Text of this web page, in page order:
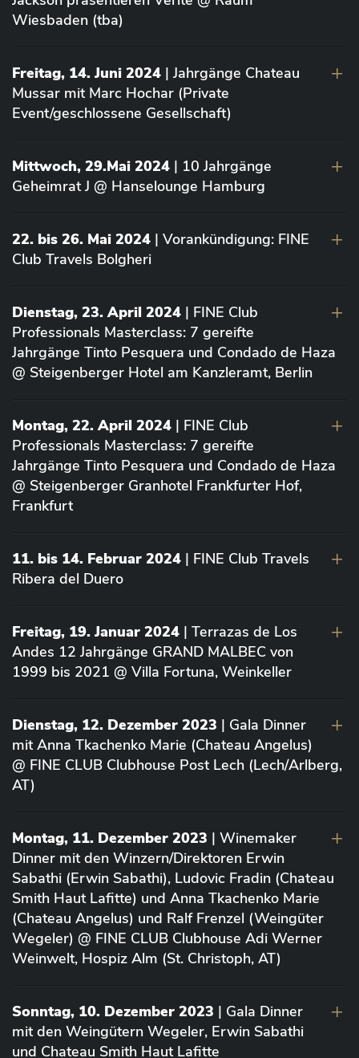
Wiesbaden (tba)
Freitag, 14. Juni 2024 | Jahrgänge Chateau
Mussar mit Marc Hochar (Private
Event/geschlossene Gesellschaft)
Mittwoch, 29.Mai 2024 | 10 Jahrgänge
Geheimrat J @ Hanselounge Hamburg
22. bis 26. Mai 2024 | Vorankündigung: FINE
Club Travels Bolgheri
Dienstag, 23. April 2024 | FINE Club
Professionals Masterclass: 7 gereifte
Jahrgänge Tinto Pesquera und Condado de Haza
@ Steigenberger Hotel am Kanzleramt, Berlin
Montag, 22. April 2024 | FINE Club
Professionals Masterclass: 7 gereifte
Jahrgänge Tinto Pesquera und Condado de Haza
@ Steigenberger Granhotel Frankfurter Hof,
Frankfurt
11. bis 14. Februar 2024 | FINE Club Travels
Ribera del Duero
Freitag, 19. Januar 2024 | Terrazas de Los
Andes 12 Jahrgänge GRAND MALBEC von
1999 bis 2021 @ Villa Fortuna, Weinkeller
Dienstag, 12. Dezember 2023 | Gala Dinner
mit Anna Tkachenko Marie (Chateau Angelus)
@ FINE CLUB Clubhouse Post Lech (Lech/Arlberg,
AT)
Montag, 11. Dezember 2023 | Winemaker
Dinner mit den Winzern/Direktoren Erwin
Sabathi (Erwin Sabathi), Ludovic Fradin (Chateau
Smith Haut Lafitte) und Anna Tkachenko Marie
(Chateau Angelus) und Ralf Frenzel (Weingüter
Wegeler) @ FINE CLUB Clubhouse Adi Werner
Weinwelt, Hospiz Alm (St. Christoph, AT)
Sonntag, 10. Dezember 2023 | Gala Dinner
mit den Weingütern Wegeler, Erwin Sabathi
und Chateau Smith Haut Lafitte